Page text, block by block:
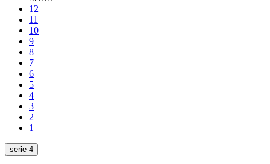
12
11
10
9
8
7
6
5
4
3
2
1
serie 4